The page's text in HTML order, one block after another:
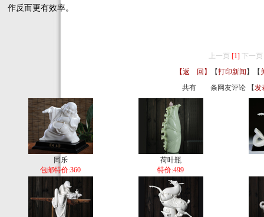
作反而更有效率。
上一页 [1] 下一页
【返 回】
【打印新闻 】【
共有
条网友评论 【发
同乐
包邮特价:360
荷叶瓶
特价:499